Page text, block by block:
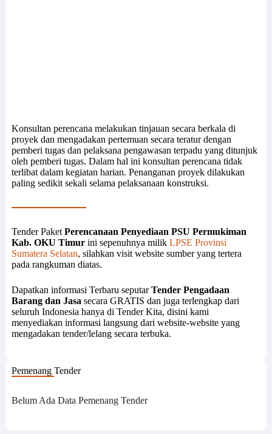
Konsultan perencana melakukan tinjauan secara berkala di
proyek dan mengadakan pertemuan secara teratur dengan
pemberi tugas dan pelaksana pengawasan terpadu yang ditunjuk
oleh pemberi tugas. Dalam hal ini konsultan perencana tidak
terlibat dalam kegiatan harian. Penanganan proyek dilakukan
paling sedikit sekali selama pelaksanaan konstruksi.
Tender Paket Perencanaan Penyediaan PSU Permukiman
Kab. OKU Timurini sepenuhnya milik LPSE Provinsi
Sumatera Selatan, silahkan visit website sumber yang tertera
pada rangkuman diatas.
Dapatkan informasi Terbaru seputarTender Pengadaan
Barang dan Jasa secara GRATIS dan juga terlengkap dari
seluruh Indonesia hanya di Tender Kita, disini kami
menyediakan informasi langsung dari website-website yang
mengadakan tender/lelang secara terbuka.
Pemenang Tender
Belum Ada Data Pemenang Tender